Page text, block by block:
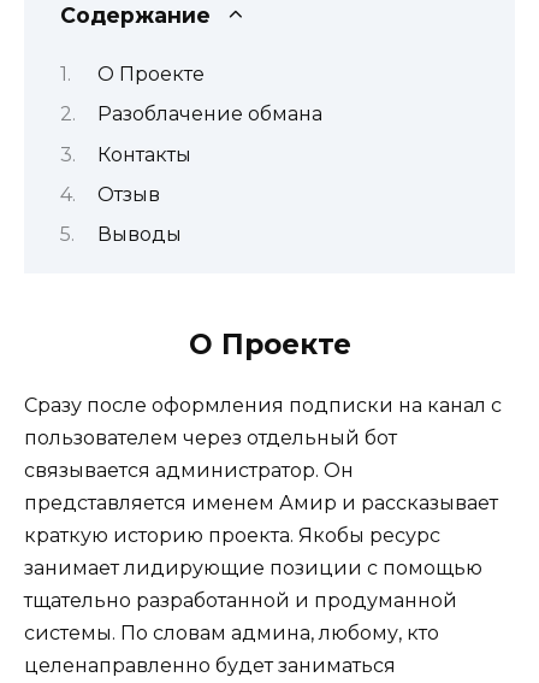
Содержание
О Проекте
Разоблачение обмана
Контакты
Отзыв
Выводы
О Проекте
Сразу после оформления подписки на канал с
пользователем через отдельный бот
связывается администратор. Он
представляется именем Амир и рассказывает
краткую историю проекта. Якобы ресурс
занимает лидирующие позиции с помощью
тщательно разработанной и продуманной
системы. По словам админа, любому, кто
целенаправленно будет заниматься